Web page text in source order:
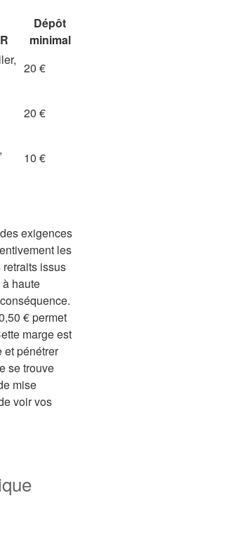
Dépôt
minimal
20 €
20 €
10 €
exigences
les
issus
haute
€ permet
marge est
et pénétrer
se trouve
mise
voir vos